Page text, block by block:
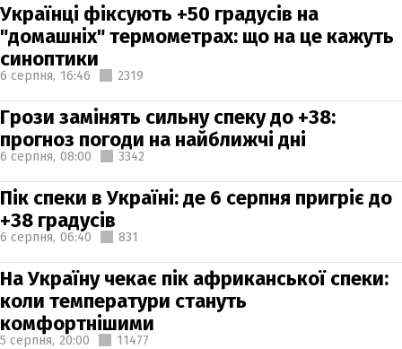
Українці фіксують +50 градусів на
"домашніх" термометрах: що на це кажуть
синоптики
6 серпня, 16:46 2319
Грози замінять сильну спеку до +38:
прогноз погоди на найближчі дні
6 серпня, 08:00 3342
Пік спеки в Україні: де 6 серпня пригріє до
+38 градусів
6 серпня, 06:40 831
На Україну чекає пік африканської спеки:
коли температури стануть
комфортнішими
5 серпня, 20:00 11477